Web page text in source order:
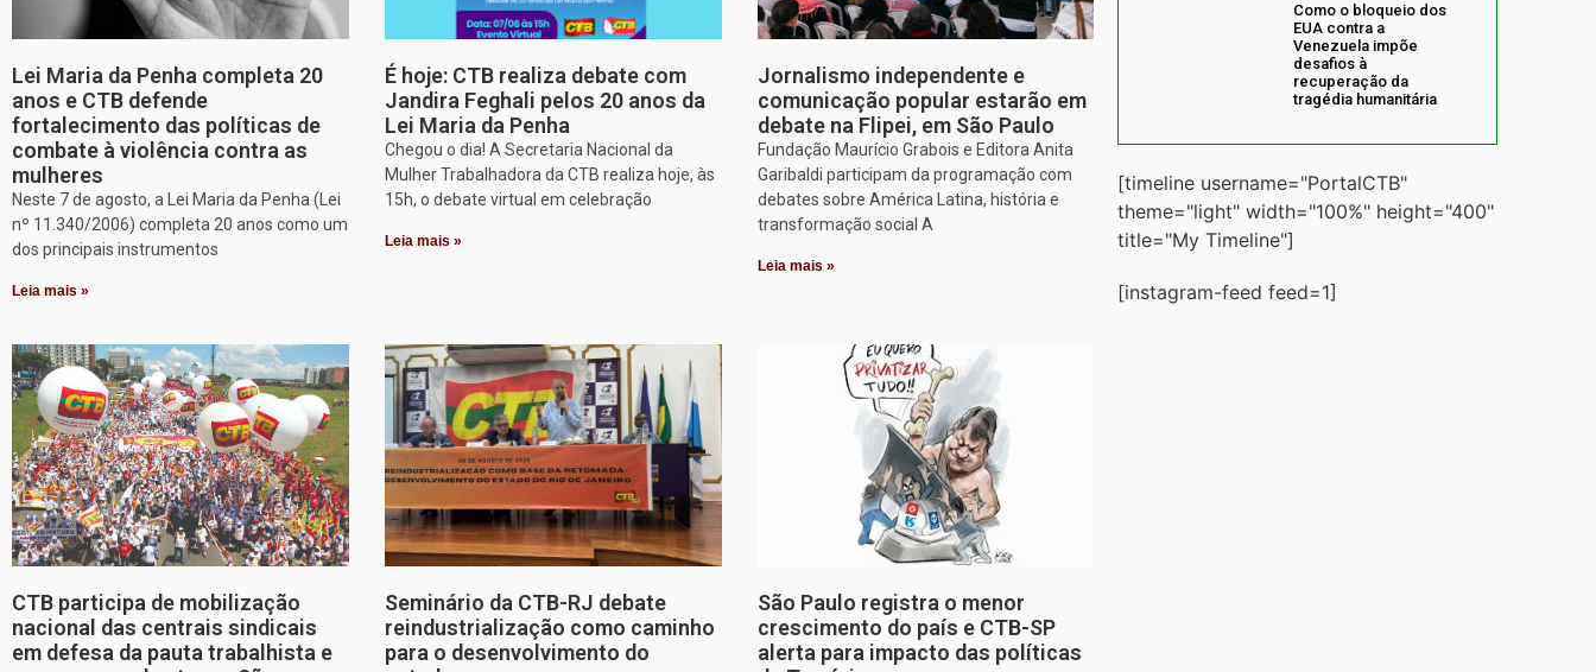
Lei Maria da Penha completa 20
anos e CTB defende
fortalecimento das políticas de
combate à violência contra as
mulheres
Neste 7 de agosto, a Lei Maria da Penha (Lei
nº 11.340/2006) completa 20 anos como um
dos principais instrumentos
Leia mais »
É hoje: CTB realiza debate com
Jandira Feghali pelos 20 anos da
Lei Maria da Penha
Chegou o dia! A Secretaria Nacional da
Mulher Trabalhadora da CTB realiza hoje, às
15h, o debate virtual em celebração
Leia mais »
Jornalismo independente e
comunicação popular estarão em
debate na Flipei, em São Paulo
Fundação Maurício Grabois e Editora Anita
Garibaldi participam da programação com
debates sobre América Latina, história e
transformação social A
Leia mais »
CTB participa de mobilização
nacional das centrais sindicais
em defesa da pauta trabalhista e
Seminário da CTB-RJ debate
reindustrialização como caminho
para o desenvolvimento do
São Paulo registra o menor
crescimento do país e CTB-SP
alerta para impacto das políticas
Como o bloqueio dos
EUA contra a
Venezuela impõe
desafios à
recuperação da
tragédia humanitária
[timeline username="PortalCTB"
theme="light" width="100%" height="400"
title="My Timeline"]
[instagram-feed feed=1]